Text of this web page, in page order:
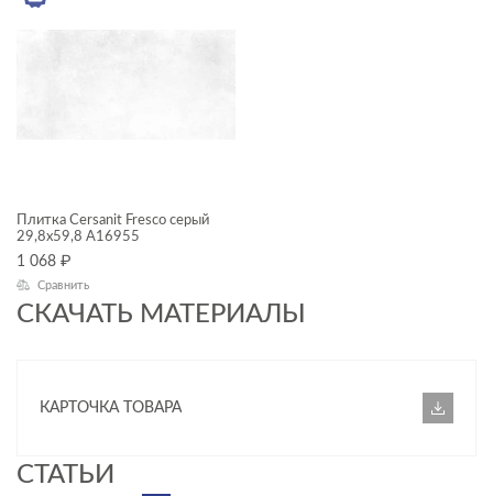
СКАЧАТЬ МАТЕРИАЛЫ
КАРТОЧКА ТОВАРА
CТАТЬИ
НАЗНАЧЕНИЕ
ТИП ПОВЕРХНОСТИ
МАТЕРИАЛ
Плитка Cersanit Fresco серый
29,8x59,8 A16955
1 068 ₽
Сравнить